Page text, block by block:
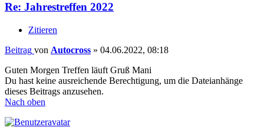
Re: Jahrestreffen 2022
Zitieren
Beitrag von Autocross » 04.06.2022, 08:18
Guten Morgen Treffen läuft Gruß Mani
Du hast keine ausreichende Berechtigung, um die Dateianhänge
dieses Beitrags anzusehen.
Nach oben